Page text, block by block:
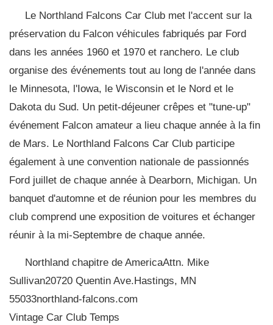
Le Northland Falcons Car Club met l'accent sur la
préservation du Falcon véhicules fabriqués par Ford
dans les années 1960 et 1970 et ranchero. Le club
organise des événements tout au long de l'année dans
le Minnesota, l'Iowa, le Wisconsin et le Nord et le
Dakota du Sud. Un petit-déjeuner crêpes et "tune-up"
événement Falcon amateur a lieu chaque année à la fin
de Mars. Le Northland Falcons Car Club participe
également à une convention nationale de passionnés
Ford juillet de chaque année à Dearborn, Michigan. Un
banquet d'automne et de réunion pour les membres du
club comprend une exposition de voitures et échanger
réunir à la mi-Septembre de chaque année.
Northland chapitre de AmericaAttn. Mike
Sullivan20720 Quentin Ave.Hastings, MN
55033northland-falcons.com
Vintage Car Club Temps